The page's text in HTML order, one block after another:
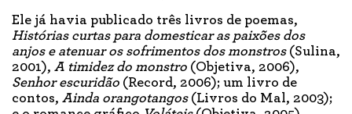
Ele já havia publicado três livros de poemas,
Histórias curtas para domesticar as paixões dos
anjos e atenuar os sofrimentos dos monstros(Sulina,
2001), A timidez do monstro (Objetiva, 2006),
Senhor escuridão (Record, 2006); um livro de
contos, Ainda orangotangos (Livros do Mal, 2003);